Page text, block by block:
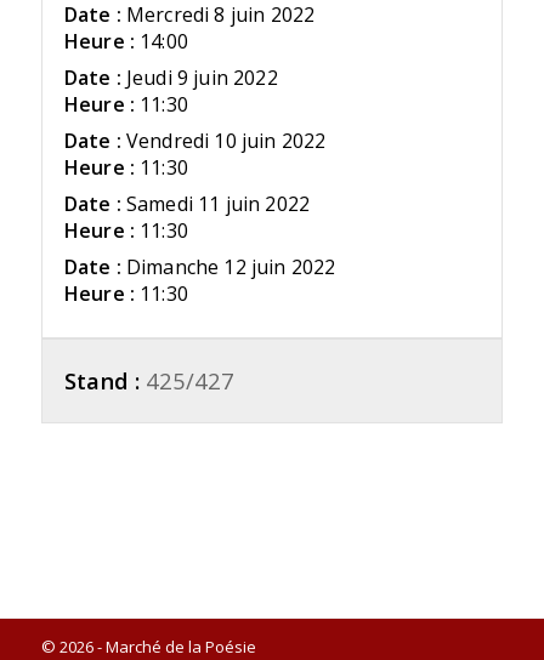
Date : Mercredi 8 juin 2022
Heure : 14:00
Date : Jeudi 9 juin 2022
Heure : 11:30
Date : Vendredi 10 juin 2022
Heure : 11:30
Date : Samedi 11 juin 2022
Heure : 11:30
Date : Dimanche 12 juin 2022
Heure : 11:30
Stand : 425/427
© 2026 - Marché de la Poésie